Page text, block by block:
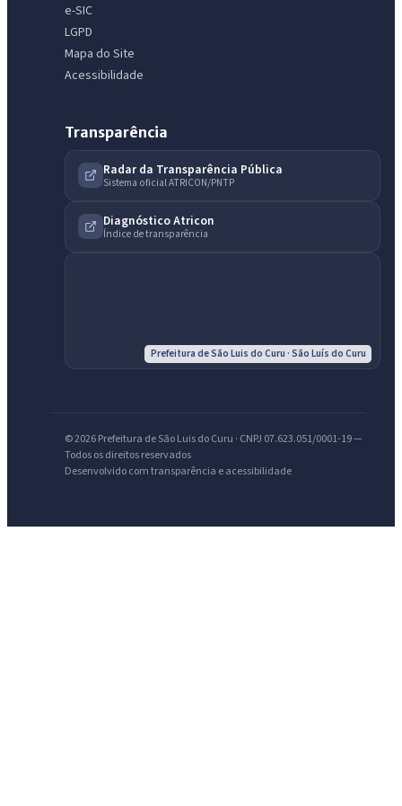
e-SIC
LGPD
Mapa do Site
Acessibilidade
Transparência
Radar da Transparência Pública
Sistema oficial ATRICON/PNTP
Diagnóstico Atricon
Índice de transparência
Prefeitura de São Luis do Curu · São Luís do Curu
© 2026 Prefeitura de São Luis do Curu · CNPJ 07.623.051/0001-19 —
Todos os direitos reservados
Desenvolvido com transparência e acessibilidade